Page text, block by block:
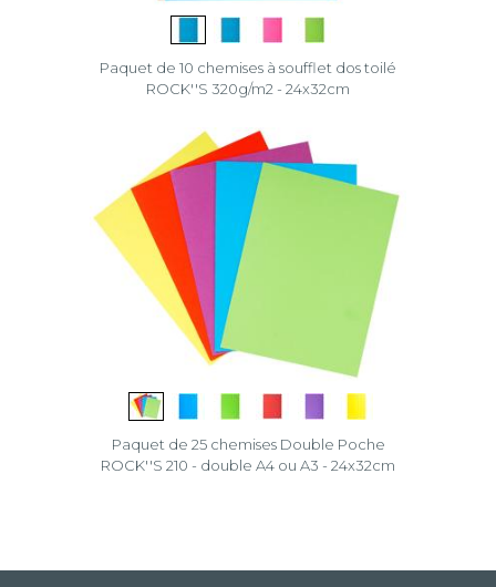
Paquet de 10 chemises à soufflet dos toilé
ROCK''S 320g/m2 - 24x32cm
Paquet de 25 chemises Double Poche
ROCK''S 210 - double A4 ou A3 - 24x32cm